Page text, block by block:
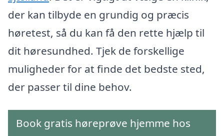
der kan tilbyde en grundig og præcis
høretest, så du kan få den rette hjælp til
dit høresundhed. Tjek de forskellige
muligheder for at finde det bedste sted,
der passer til dine behov.
Book gratis høreprøve hjemme hos